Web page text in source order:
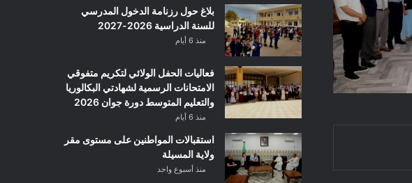
بلاغ حول رزنامة الدخول المدرسي
للسنة الدراسية 2026-2027
منذ 6 أيام
فعاليات الحفل الولائي لتكريم متفوقي
الامتحانات الرسمية لشهادتي البكالوريا
والتعليم المتوسط دورة جوان 2026
منذ 6 أيام
استقبالات المواطنين على مستوى مقر
ولاية المسيلة
منذ أسبوع واحد